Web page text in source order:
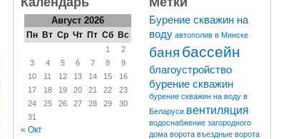
Август 2026
Пн Вт Ср Чт Пт Сб Вс
1
2
3
4 5 6 7 8
9
10
11 12 13 14 15
16
17
18 19 20 21 22
23
24
25 26 27 28 29
30
31
« Окт
Бурение скважин на
воду автополив в Минске
баня бассейн
благоустройство
бурение скважин
бурение скважин на воду в
Беларуси вентиляция
водоснабжение загородного
дома ворота въездные ворота